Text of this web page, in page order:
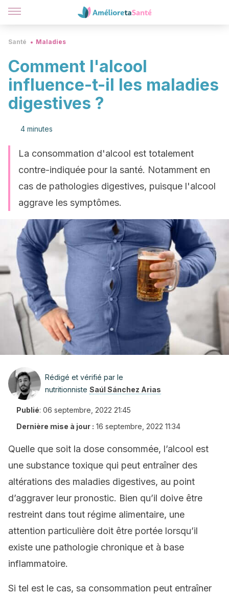
Santé Maladies
Comment l'alcool
influence-t-il les maladies
digestives ?
4 minutes
La consommation d'alcool est totalement
contre-indiquée pour la santé. Notamment en
cas de pathologies digestives, puisque l'alcool
aggrave les symptômes.
Rédigé et vérifié par le
nutritionniste Saúl Sánchez Arias
Publié: 06 septembre, 2022 21:45
Dernière mise à jour : 16 septembre, 2022 11:34
Quelle que soit la dose consommée, l’alcool est
une substance toxique qui peut entraîner des
altérations des maladies digestives, au point
d’aggraver leur pronostic. Bien qu’il doive être
restreint dans tout régime alimentaire, une
attention particulière doit être portée lorsqu’il
existe une pathologie chronique et à base
inflammatoire.
Si tel est le cas, sa consommation peut entraîner